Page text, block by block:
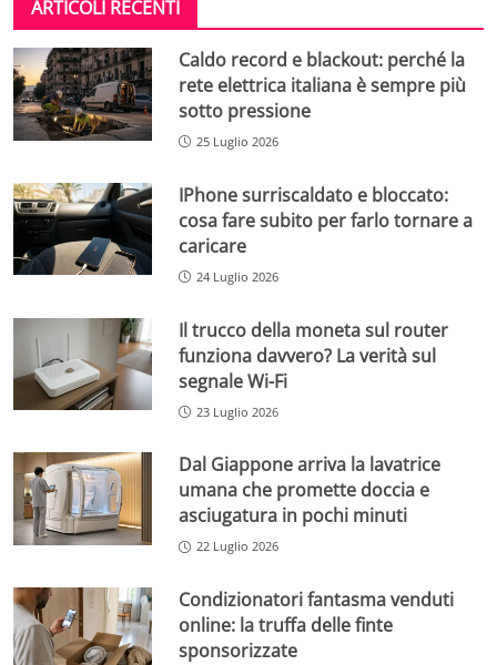
ARTICOLI RECENTI
Caldo record e blackout: perché la
rete elettrica italiana è sempre più
sotto pressione
25 Luglio 2026
IPhone surriscaldato e bloccato:
cosa fare subito per farlo tornare a
caricare
24 Luglio 2026
Il trucco della moneta sul router
funziona davvero? La verità sul
segnale Wi-Fi
23 Luglio 2026
Dal Giappone arriva la lavatrice
umana che promette doccia e
asciugatura in pochi minuti
22 Luglio 2026
Condizionatori fantasma venduti
online: la truffa delle finte
sponsorizzate